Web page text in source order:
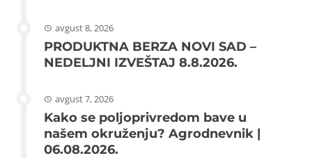
avgust 8, 2026
PRODUKTNA BERZA NOVI SAD –
NEDELJNI IZVEŠTAJ 8.8.2026.
avgust 7, 2026
Kako se poljoprivredom bave u
našem okruženju? Agrodnevnik |
06.08.2026.